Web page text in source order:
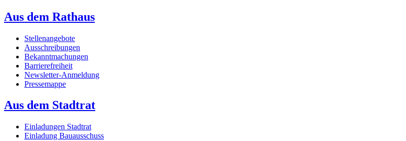
Aus dem Rathaus
Stellenangebote
Ausschreibungen
Bekanntmachungen
Barrierefreiheit
Newsletter-Anmeldung
Pressemappe
Aus dem Stadtrat
Einladungen Stadtrat
Einladung Bauausschuss